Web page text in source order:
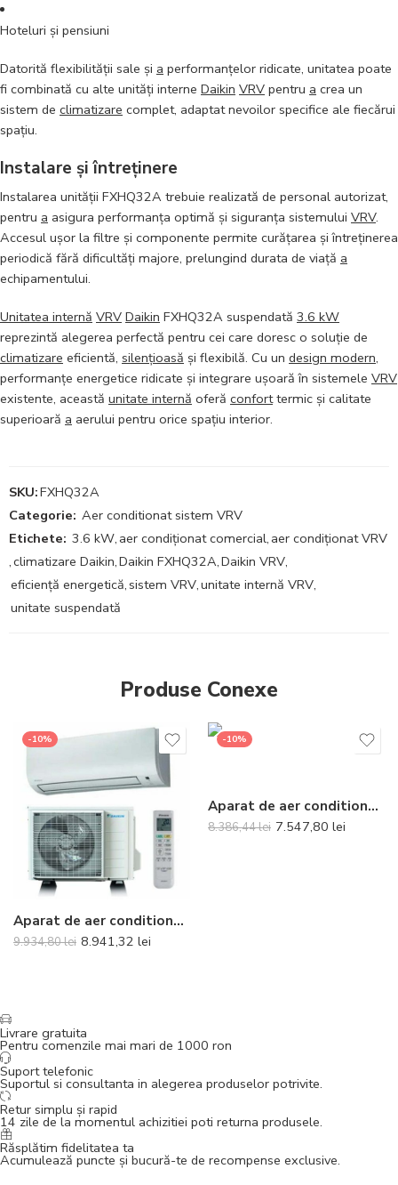
Hoteluri și pensiuni
Datorită flexibilității sale și a performanțelor ridicate, unitatea poate
fi combinată cu alte unități interne Daikin VRV pentru a crea un
sistem de climatizare complet, adaptat nevoilor specifice ale fiecărui
spațiu.
Instalare și întreținere
Instalarea unității FXHQ32A trebuie realizată de personal autorizat,
pentru a asigura performanța optimă și siguranța sistemului VRV.
Accesul ușor la filtre și componente permite curățarea și întreținerea
periodică fără dificultăți majore, prelungind durata de viață a
echipamentului.
Unitatea internă VRV Daikin FXHQ32A suspendată 3.6 kW
reprezintă alegerea perfectă pentru cei care doresc o soluție de
climatizare eficientă, silențioasă și flexibilă. Cu un design modern,
performanțe energetice ridicate și integrare ușoară în sistemele VRV
existente, această unitate internă oferă conforttermic și calitate
superioară a aerului pentru orice spațiu interior.
SKU:FXHQ32A
Categorie: Aer conditionat sistem VRV
Etichete: 3.6 kW, aer condiționat comercial, aer condiționat VRV
,climatizare Daikin,Daikin FXHQ32A,Daikin VRV,
eficiență energetică,sistem VRV,unitate internă VRV,
unitate suspendată
Produse Conexe
-10%
Aparat de aer conditionat optimizat pentru incalzire Daikin Nepura Comfora Bluevolution FTXTP35N-RXTP35A Inverter 12000 BTU – Telecomanda inclusa
9.934,80lei 8.941,32 lei
-10%
Aparat de aer conditionat Daikin Comfora Bluevolution FTXP60N-RXP60N Inverter 21000 BTU – Telecomanda inclusa
8.386,44lei 7.547,80 lei
Livrare gratuita
Pentru comenzile mai mari de 1000 ron
Suport telefonic
Suportul si consultanta in alegerea produselor potrivite.
Retur simplu și rapid
14 zile de la momentul achizitiei poti returna produsele.
Răsplătim fidelitatea ta
Acumulează puncte și bucură-te de recompense exclusive.